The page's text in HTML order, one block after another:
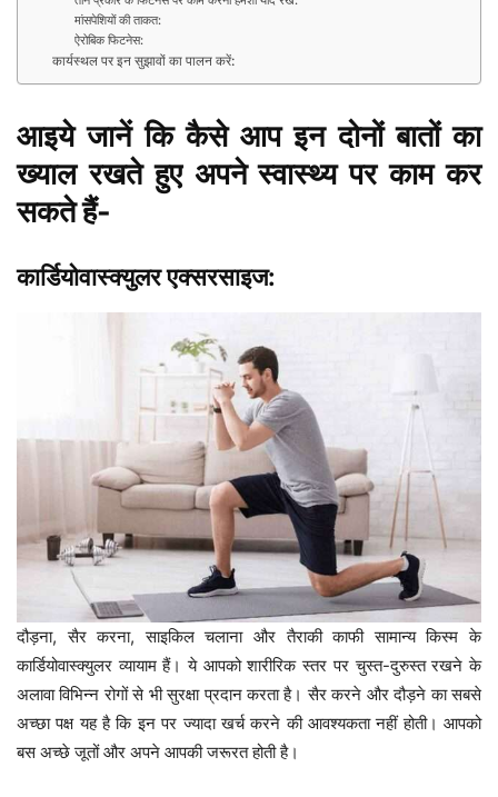
मांसपेशियों की ताकत:
ऐरोबिक फिटनेस:
कार्यस्थल पर इन सुझावों का पालन करें:
आइये जानें कि कैसे आप इन दोनों बातों का
ख्याल रखते हुए अपने स्वास्थ्य पर काम कर
सकते हैं-
कार्डियोवास्क्युलर एक्सरसाइज:
दौड़ना, सैर करना, साइकिल चलाना और तैराकी काफी सामान्य किस्म के
कार्डियोवास्क्युलर व्यायाम हैं। ये आपको शारीरिक स्तर पर चुस्त-दुरुस्त रखने के
अलावा विभिन्न रोगों से भी सुरक्षा प्रदान करता है। सैर करने और दौड़ने का सबसे
अच्छा पक्ष यह है कि इन पर ज्यादा खर्च करने की आवश्यकता नहीं होती। आपको
बस अच्छे जूतों और अपने आपकी जरूरत होती है।